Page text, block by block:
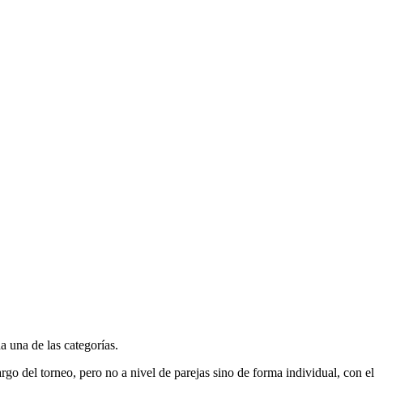
una de las categorías.
del torneo, pero no a nivel de parejas sino de forma individual, con el